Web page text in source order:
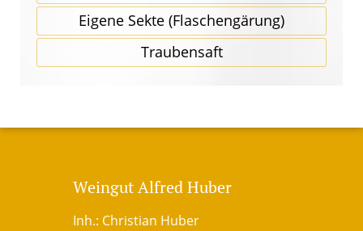
Eigene Sekte (Flaschen­gärung)
Traubensaft
Weingut Alfred Huber
Inh.: Christian Huber